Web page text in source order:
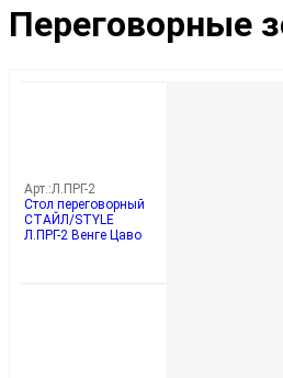
Переговорные
Арт.:Л.ПРГ-2
Стол переговорный
СТАЙЛ/STYLE
Л.ПРГ-2 Венге Цаво